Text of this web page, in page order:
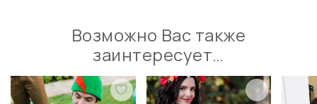
Возможно Вас также
заинтересует…